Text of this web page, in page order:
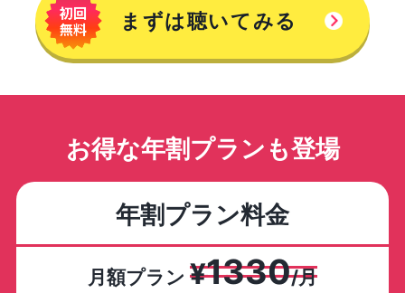
まずは聴いてみる
お得な年割プランも登場
年割プラン料金
月額プラン ¥1330/月